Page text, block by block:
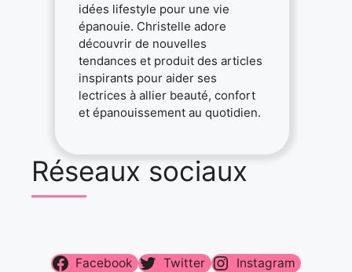
idées lifestyle pour une vie
épanouie. Christelle adore
découvrir de nouvelles
tendances et produit des articles
inspirants pour aider ses
lectrices à allier beauté, confort
et épanouissement au quotidien.
Réseaux sociaux
Facebook Twitter Instagram